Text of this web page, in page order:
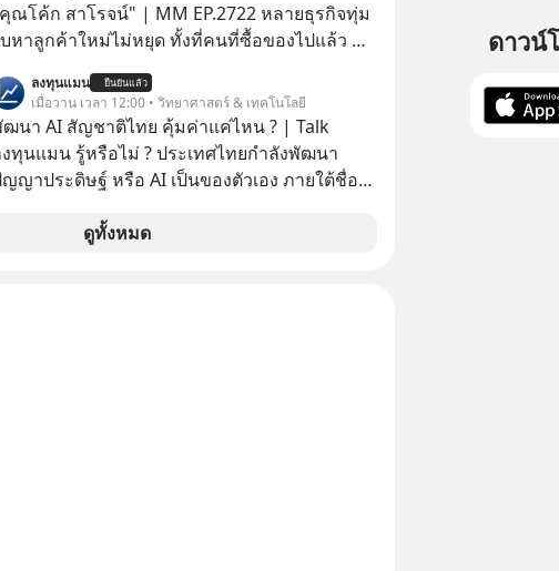
ณโค้ก สาโรจน์" | MM EP.2722 หลายธุรกิจทุ่ม
หาลูกค้าใหม่ไม่หยุด ทั้งที่คนที่ซื้อของไปแล้ว คือ
ปโดยไม่รู้ตัว ใน Mission To The Moon EP
เราจะมาคุยกับคุณโค้ก สาโรจน์ อธิวิทวัส CEO &
Wisible ผู้มีประสบการณ์ด้านงานขาย
ะ CRM มากกว่า 20 ปี ว่าทำไม "ลูกค้าเดิม" ถึง
เปลี่ยนข้อมูลที่กระจัดกระจายให้กลายเป็นรายได้ที่
ต่อเนื่องได้ยังไง ถ้ายอดขายไม่โตแต่งบโฆษณาก็
ลงทุนแมน ยืนยันแล้ว
เมื่อวาน เวลา 12:00 • วิทยาศาสตร์ & เทคโนโลยี
นา AI สัญชาติไทย คุ้มค่าแค่ไหน ? | Talk
ทุนแมน รู้หรือไม่ ? ประเทศไทยกำลังพัฒนา
ญาประดิษฐ์ หรือ AI เป็นของตัวเอง ภายใต้ชื่อ
AI ที่เข้าใจภาษาไทย และบริบททางสังคมไทยได้
ดูทั้งหมด
ดาวน์